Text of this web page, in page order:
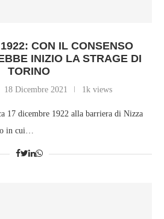
CON IL CONSENSO
INIZIO LA STRAGE DI
TORINO
18 Dicembre 2021 1k views
17 dicembre 1922 alla barriera di Nizza
in cui…